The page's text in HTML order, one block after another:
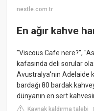
nestle.com.tr
En ağır kahve
"Viscous Cafe nere?",
kafasında deli sorular
Avustralya'nın Adelaide
bardağı 80 bardak
dünyanın en sert
Kaynak kaldırma talebi